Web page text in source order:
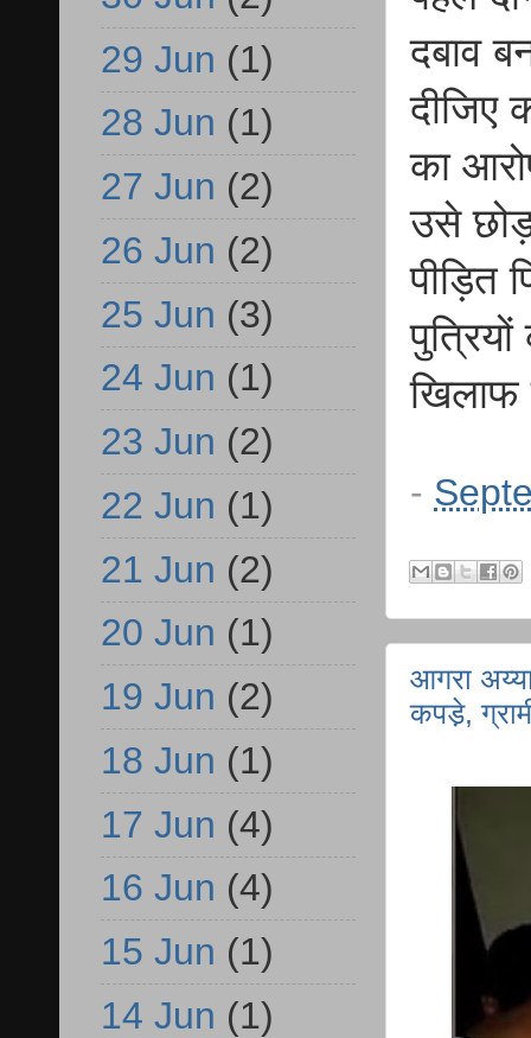
दबाव
दीजिए
का
उसे
पीड़ित
खिलाफ
-
आगरा
कपडे़,
29 Jun (1)
28 Jun (1)
27 Jun (2)
26 Jun (2)
25 Jun (3)
24 Jun (1)
23 Jun (2)
22 Jun (1)
21 Jun (2)
20 Jun (1)
19 Jun (2)
18 Jun (1)
17 Jun (4)
16 Jun (4)
15 Jun (1)
14 Jun (1)